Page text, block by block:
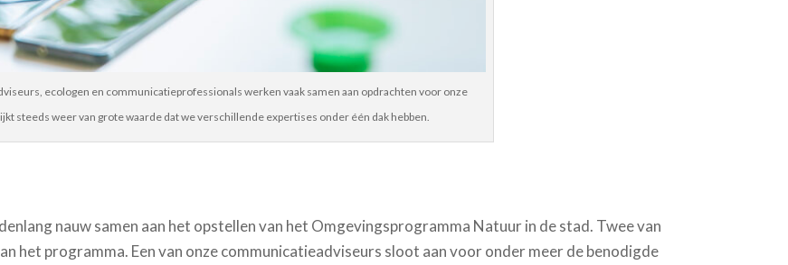
ecologen en communicatieprofessionals werken vaak samen aan opdrachten voor onze
steeds weer van grote waarde dat we verschillende expertises onder één dak hebben.
nauw samen aan het opstellen van het Omgevingsprogramma Natuur in de stad. Twee van
het programma. Een van onze communicatieadviseurs sloot aan voor onder meer de benodigde